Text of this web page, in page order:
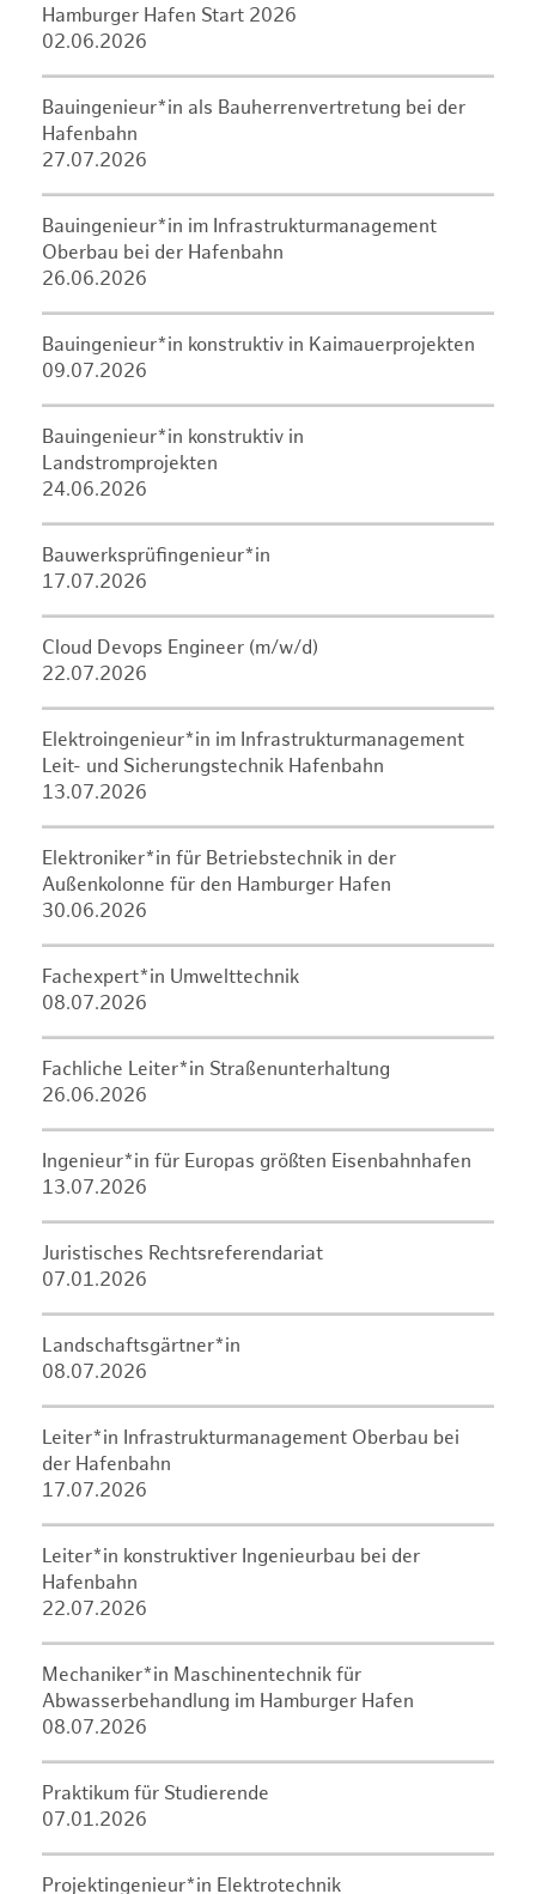
Hamburger Hafen Start 2026
02.06.2026
Bauingenieur*in als Bauherrenvertretung bei der
Hafenbahn
27.07.2026
Bauingenieur*in im Infrastrukturmanagement
Oberbau bei der Hafenbahn
26.06.2026
Bauingenieur*in konstruktiv in Kaimauerprojekten
09.07.2026
Bauingenieur*in konstruktiv in
Landstromprojekten
24.06.2026
Bauwerksprüfingenieur*in
17.07.2026
Cloud Devops Engineer (m/w/d)
22.07.2026
Elektroingenieur*in im Infrastrukturmanagement
Leit- und Sicherungstechnik Hafenbahn
13.07.2026
Elektroniker*in für Betriebstechnik in der
Außenkolonne für den Hamburger Hafen
30.06.2026
Fachexpert*in Umwelttechnik
08.07.2026
Fachliche Leiter*in Straßenunterhaltung
26.06.2026
Ingenieur*in für Europas größten Eisenbahnhafen
13.07.2026
Juristisches Rechtsreferendariat
07.01.2026
Landschaftsgärtner*in
08.07.2026
Leiter*in Infrastrukturmanagement Oberbau bei
der Hafenbahn
17.07.2026
Leiter*in konstruktiver Ingenieurbau bei der
Hafenbahn
22.07.2026
Mechaniker*in Maschinentechnik für
Abwasserbehandlung im Hamburger Hafen
08.07.2026
Praktikum für Studierende
07.01.2026
Projektingenieur*in Elektrotechnik